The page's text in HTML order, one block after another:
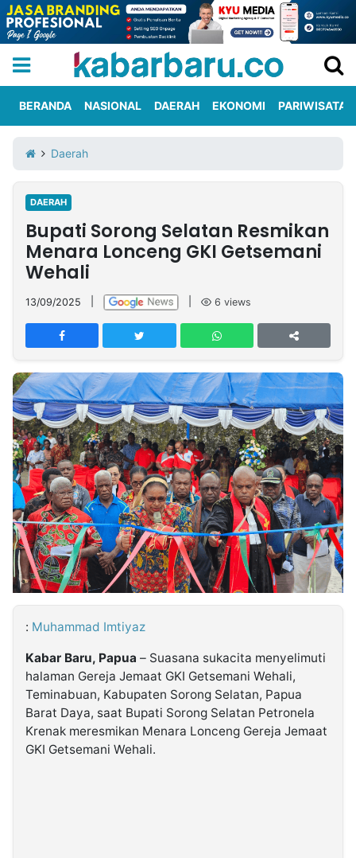
Iklan
Berita
Kami
Nasional
International
Olahraga
Entertainment
Daerah
Pariwisata
Kuliner
Kolom
Network
PT
TREETAN
INDONESIA
Partner
Insight
NTB
Suara
Time
Lens
IDN
Daily
Jogja
Jalan
Rakyat
Idealita
News
Kita
Notice
Dinamikapost.com
Radar
Baru
Seedbacklink
Follow
Kabarbaru
BERANDA NASIONAL DAERAH EKONOMI PARIWISATA
Daerah
DAERAH
Bupati Sorong Selatan Resmikan
Menara Lonceng GKI Getsemani
Wehali
13/09/2025 6 views
: Muhammad Imtiyaz
Kabar Baru, Papua – Suasana sukacita menyelimuti
halaman Gereja Jemaat GKI Getsemani Wehali,
Teminabuan, Kabupaten Sorong Selatan, Papua
Barat Daya, saat Bupati Sorong Selatan Petronela
Krenak meresmikan Menara Lonceng Gereja Jemaat
GKI Getsemani Wehali.